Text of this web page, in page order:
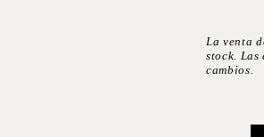
La venta
stock. Las
cambios.